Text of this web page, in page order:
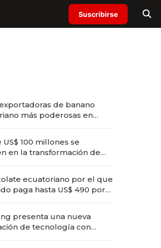
Suscribirse
de banano
más poderosas en
US$ 100 millones se
en la transformación de
ecuatoriano por el que
paga hasta US$ 490 por
presenta una nueva
de tecnología con